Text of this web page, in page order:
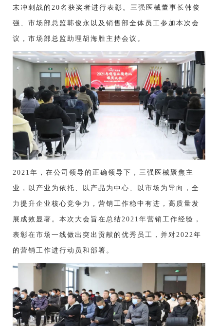
末冲刺战 的 20名获奖者进行表彰。三强医械董事长韩俊
强、市场部总监韩俊永以及销售部全体员工参加本次会
议，市场部总监助理胡海胜主持会议。
2021年，在公司领导的正确领导下，三强医械聚焦主
业，以产业为依托、以产品为中心、以市场为导向，全
力提升企业核心竞争力，营销工作稳中有进，高质量发
展成效显著。本次大会旨在总结2021年营销工作经验，
表彰在市场一线做出突出贡献的优秀员工，并对2022年
的营销工作进行动员和部署。